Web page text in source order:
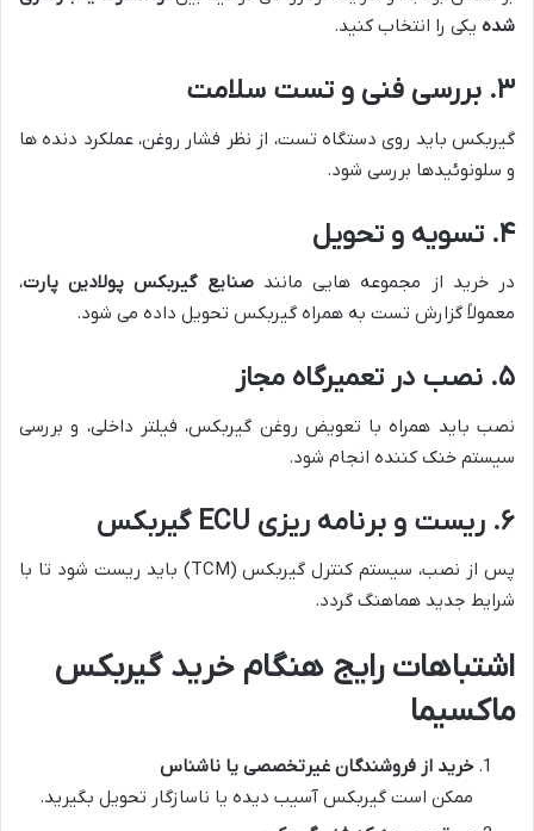
شده یکی را انتخاب کنید.
۳. بررسی فنی و تست سلامت
گیربکس باید روی دستگاه تست، از نظر فشار روغن، عملکرد دنده ها
و سلونوئیدها بررسی شود.
۴. تسویه و تحویل
در خرید از مجموعه هایی مانندصنایع گیربکس پولادین پارت،
معمولاً گزارش تست به همراه گیربکس تحویل داده می شود.
۵. نصب در تعمیرگاه مجاز
نصب باید همراه با تعویض روغن گیربکس، فیلتر داخلی، و بررسی
سیستم خنک کننده انجام شود.
۶. ریست و برنامه ریزی ECU گیربکس
پس از نصب، سیستم کنترل گیربکس (TCM) باید ریست شود تا با
شرایط جدید هماهنگ گردد.
اشتباهات رایج هنگام خرید گیربکس
ماکسیما
خرید از فروشندگان غیرتخصصی یا ناشناس
ممکن است گیربکس آسیب دیده یا ناسازگار تحویل بگیرید.